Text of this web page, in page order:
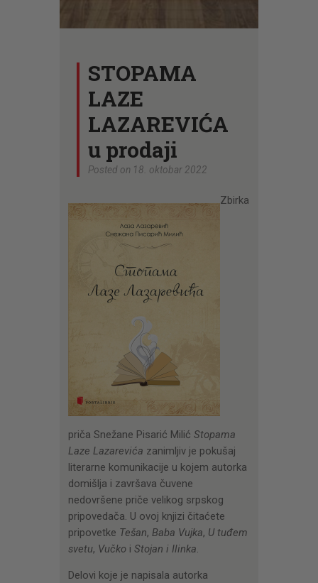
STOPAMA
LAZE
LAZAREVIĆA
u prodaji
Posted on 18. oktobar 2022
Zbirka
priča Snežane Pisarić Milić Stopama
Laze Lazarevića zanimljiv je pokušaj
literarne komunikacije u kojem autorka
domišlja i završava čuvene
nedovršene priče velikog srpskog
pripovedača. U ovoj knjizi čitaćete
pripovetke Tešan, Baba Vujka, U tuđem
svetu, Vučkoi Stojan i Ilinka
Delovi koje je napisala autorka